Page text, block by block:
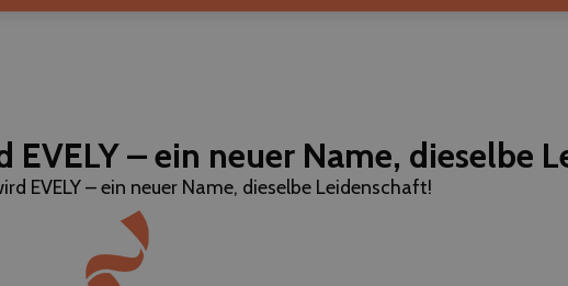
EVELY – ein neuer Name, dieselbe
EVELY – ein neuer Name, dieselbe Leidenschaft!